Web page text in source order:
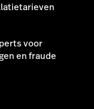
voor
en fraude